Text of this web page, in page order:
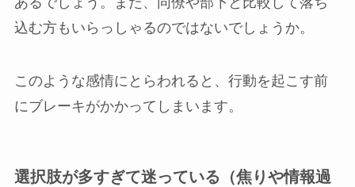
込む方もいらっしゃるのではないでしょうか。
このような感情にとらわれると、行動を起こす前
にブレーキがかかってしまいます。
選択肢が多すぎて迷っている（焦りや情報過